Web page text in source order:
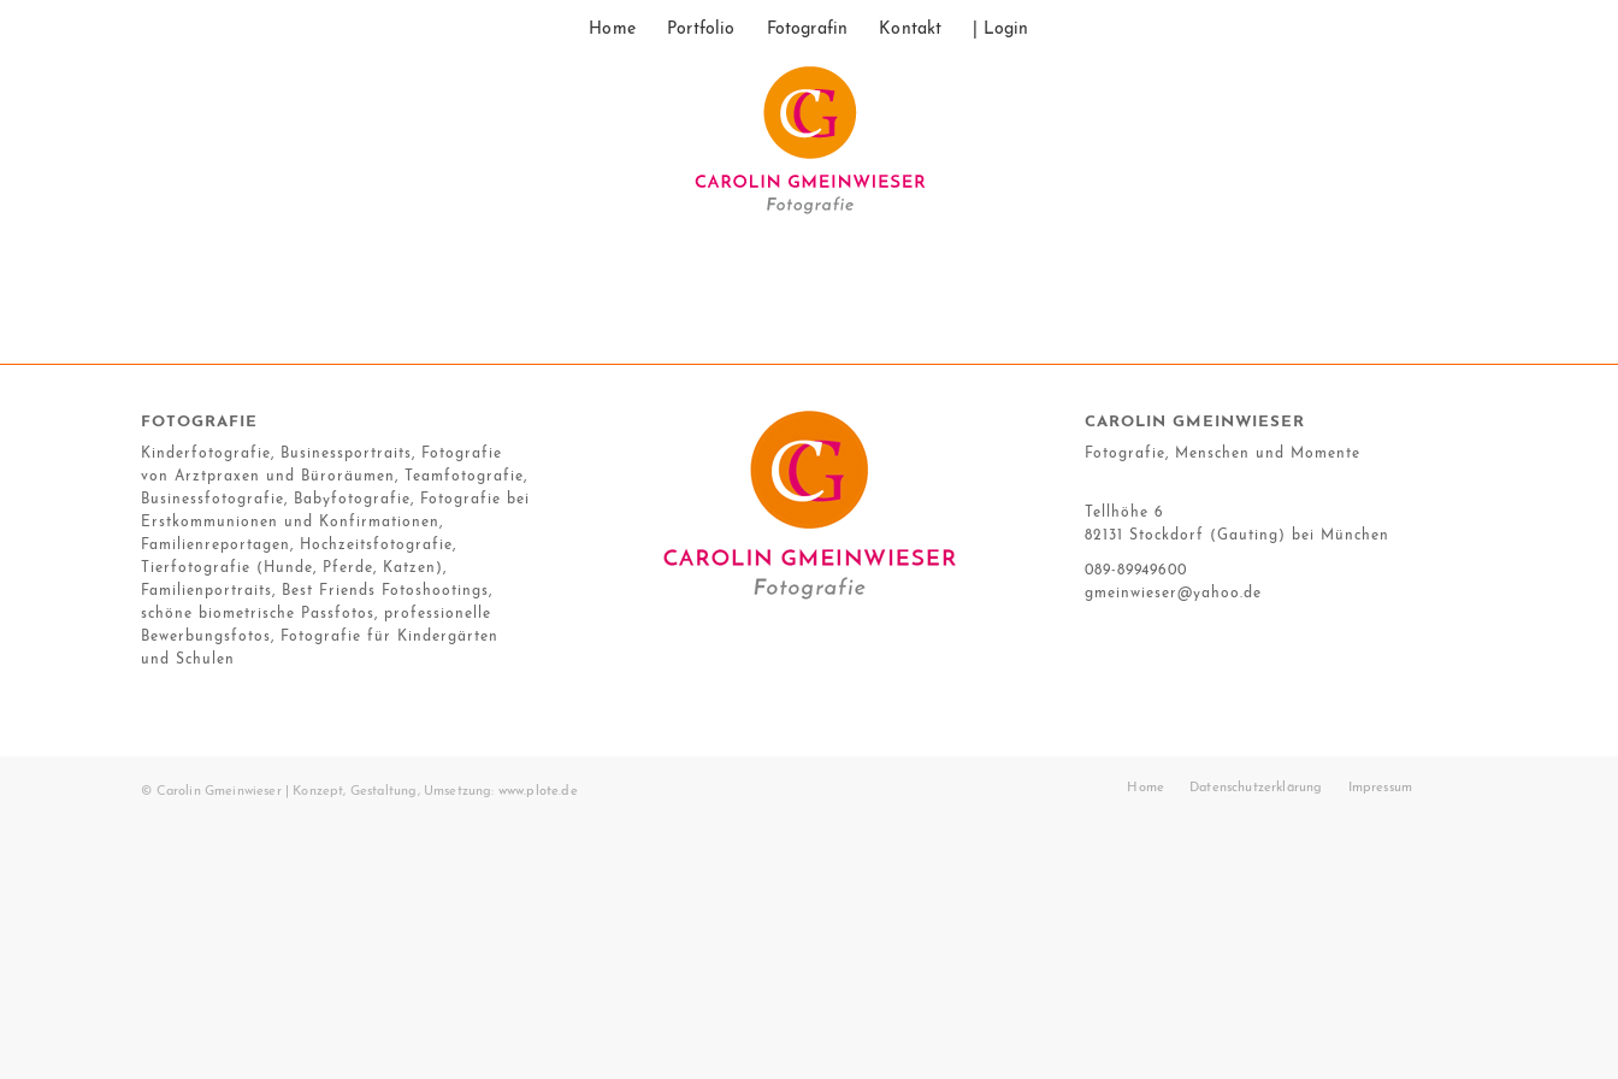
Home Portfolio Fotografin Kontakt | Login
FOTOGRAFIE
Kinderfotografie, Businessportraits, Fotografie
von Arztpraxen und Büroräumen, Teamfotografie,
Businessfotografie, Babyfotografie, Fotografie bei
Erstkommunionen und Konfirmationen,
Familienreportagen, Hochzeitsfotografie,
Tierfotografie (Hunde, Pferde, Katzen),
Familienportraits, Best Friends Fotoshootings,
schöne biometrische Passfotos, professionelle
Bewerbungsfotos, Fotografie für Kindergärten
und Schulen
CAROLIN GMEINWIESER
Fotografie, Menschen und Momente
Tellhöhe 6
82131 Stockdorf (Gauting) bei München
089-89949600
gmeinwieser@yahoo.de
© Carolin Gmeinwieser | Konzept, Gestaltung, Umsetzung: www.plote.de Home Datenschutzerklärung Impressum